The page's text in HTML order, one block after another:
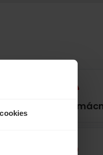
Pojištění